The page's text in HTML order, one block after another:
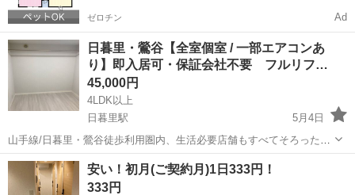
ゼロチン Ad
日暮里・鶯谷【全室個室 / 一部エアコンあ
り】即入居可・保証会社不要 フルリフ…
45,000円
4LDK以上
日暮里駅
5月4日
山手線/日暮里・鶯谷徒歩利用圏内、生活必要店舗もすべてそろった住
環境抜群のリフォーム済みシェアハウスです -------------------------------------
-----------------...
東京 荒川区 日暮里駅 シェアハウス 徒歩
安い！初月(ご契約月)1日333円！
333円